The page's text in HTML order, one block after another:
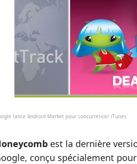
lance Android Market pour concurrencer iTunes
est la dernière
conçu spécialement